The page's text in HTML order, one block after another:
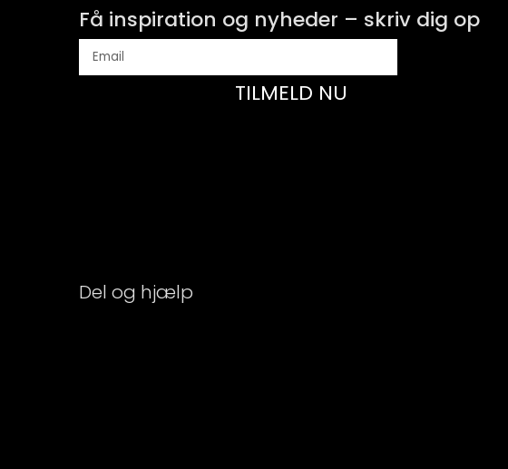
Få inspiration og nyheder – skriv dig op
TILMELD NU
Del og hjælp